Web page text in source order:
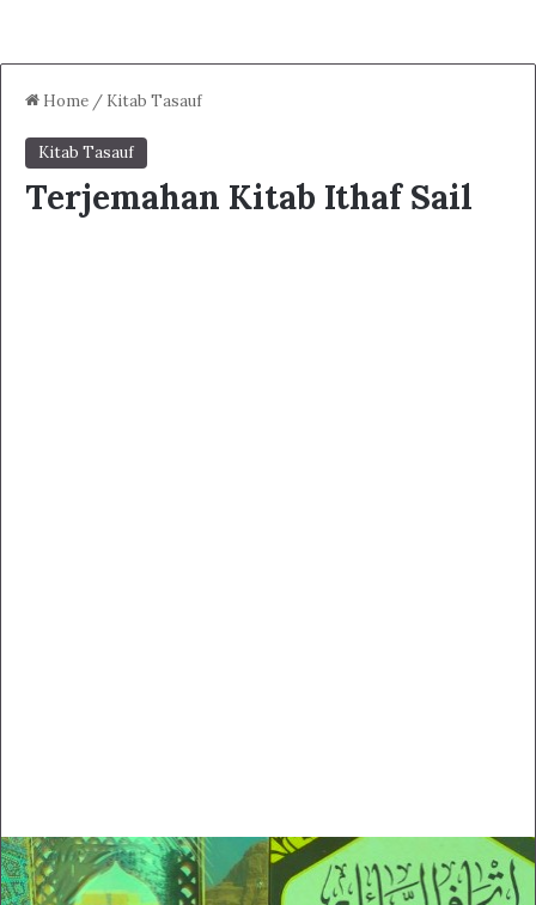
Home / Kitab Tasauf
Kitab Tasauf
Terjemahan Kitab Ithaf Sail